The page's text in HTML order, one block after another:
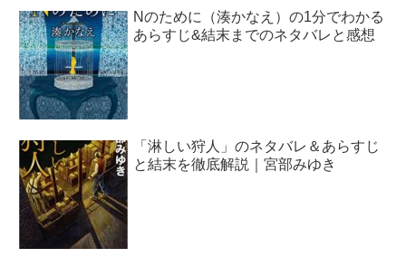
Nのために（湊かなえ）の1分でわかる
あらすじ&結末までのネタバレと感想
「淋しい狩人」のネタバレ＆あらすじ
と結末を徹底解説｜宮部みゆき